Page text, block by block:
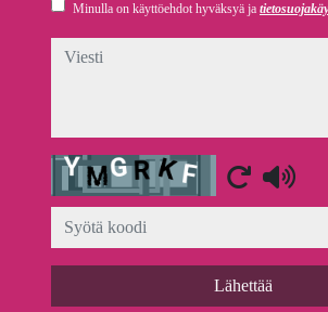
Minulla on käyttöehdot hyväksyä ja
viesti
Captcha
Lähettää